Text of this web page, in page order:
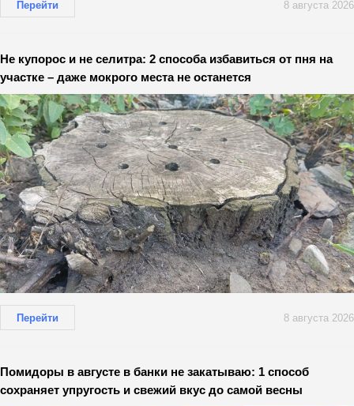
Перейти 8 августа 2026
Не купорос и не селитра: 2 способа избавиться от пня на
участке – даже мокрого места не останется
Перейти 8 августа 2026
Помидоры в августе в банки не закатываю: 1 способ
сохраняет упругость и свежий вкус до самой весны